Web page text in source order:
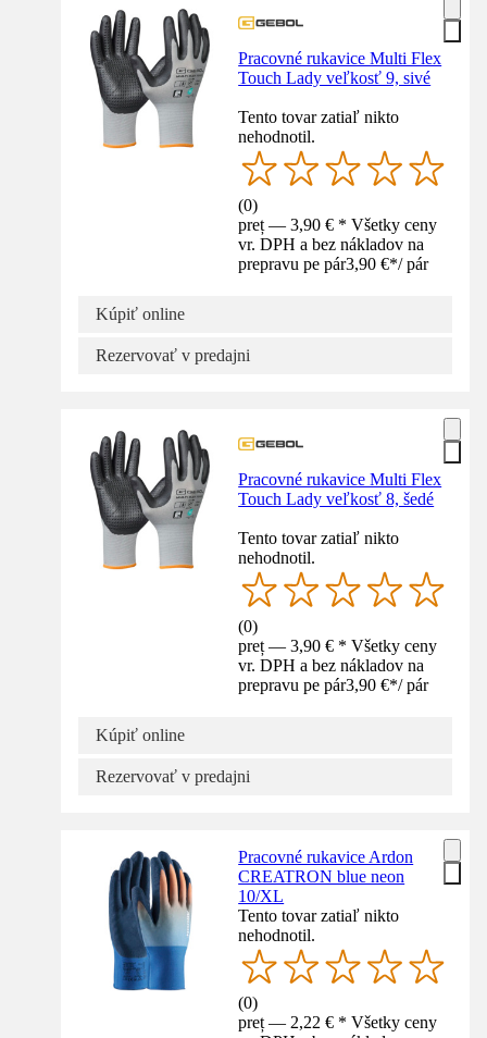
Pracovné rukavice Multi Flex
Touch Lady veľkosť 9, sivé
Tento tovar zatiaľ nikto
nehodnotil.
(0)
preț — 3,90 € * Všetky ceny
vr. DPH a bez nákladov na
prepravu pe pár3,90 €*/ pár
Kúpiť online
Rezervovať v predajni
Pracovné rukavice Multi Flex
Touch Lady veľkosť 8, šedé
Tento tovar zatiaľ nikto
nehodnotil.
(0)
preț — 3,90 € * Všetky ceny
vr. DPH a bez nákladov na
prepravu pe pár3,90 €*/ pár
Kúpiť online
Rezervovať v predajni
Pracovné rukavice Ardon
CREATRON blue neon
10/XL
Tento tovar zatiaľ nikto
nehodnotil.
(0)
preț — 2,22 € * Všetky ceny